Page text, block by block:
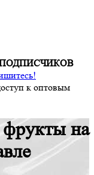
к оптовым
на